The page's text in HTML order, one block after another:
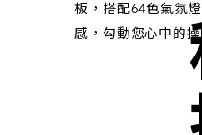
板，搭配64色氣氛
感，勾動您心中的操